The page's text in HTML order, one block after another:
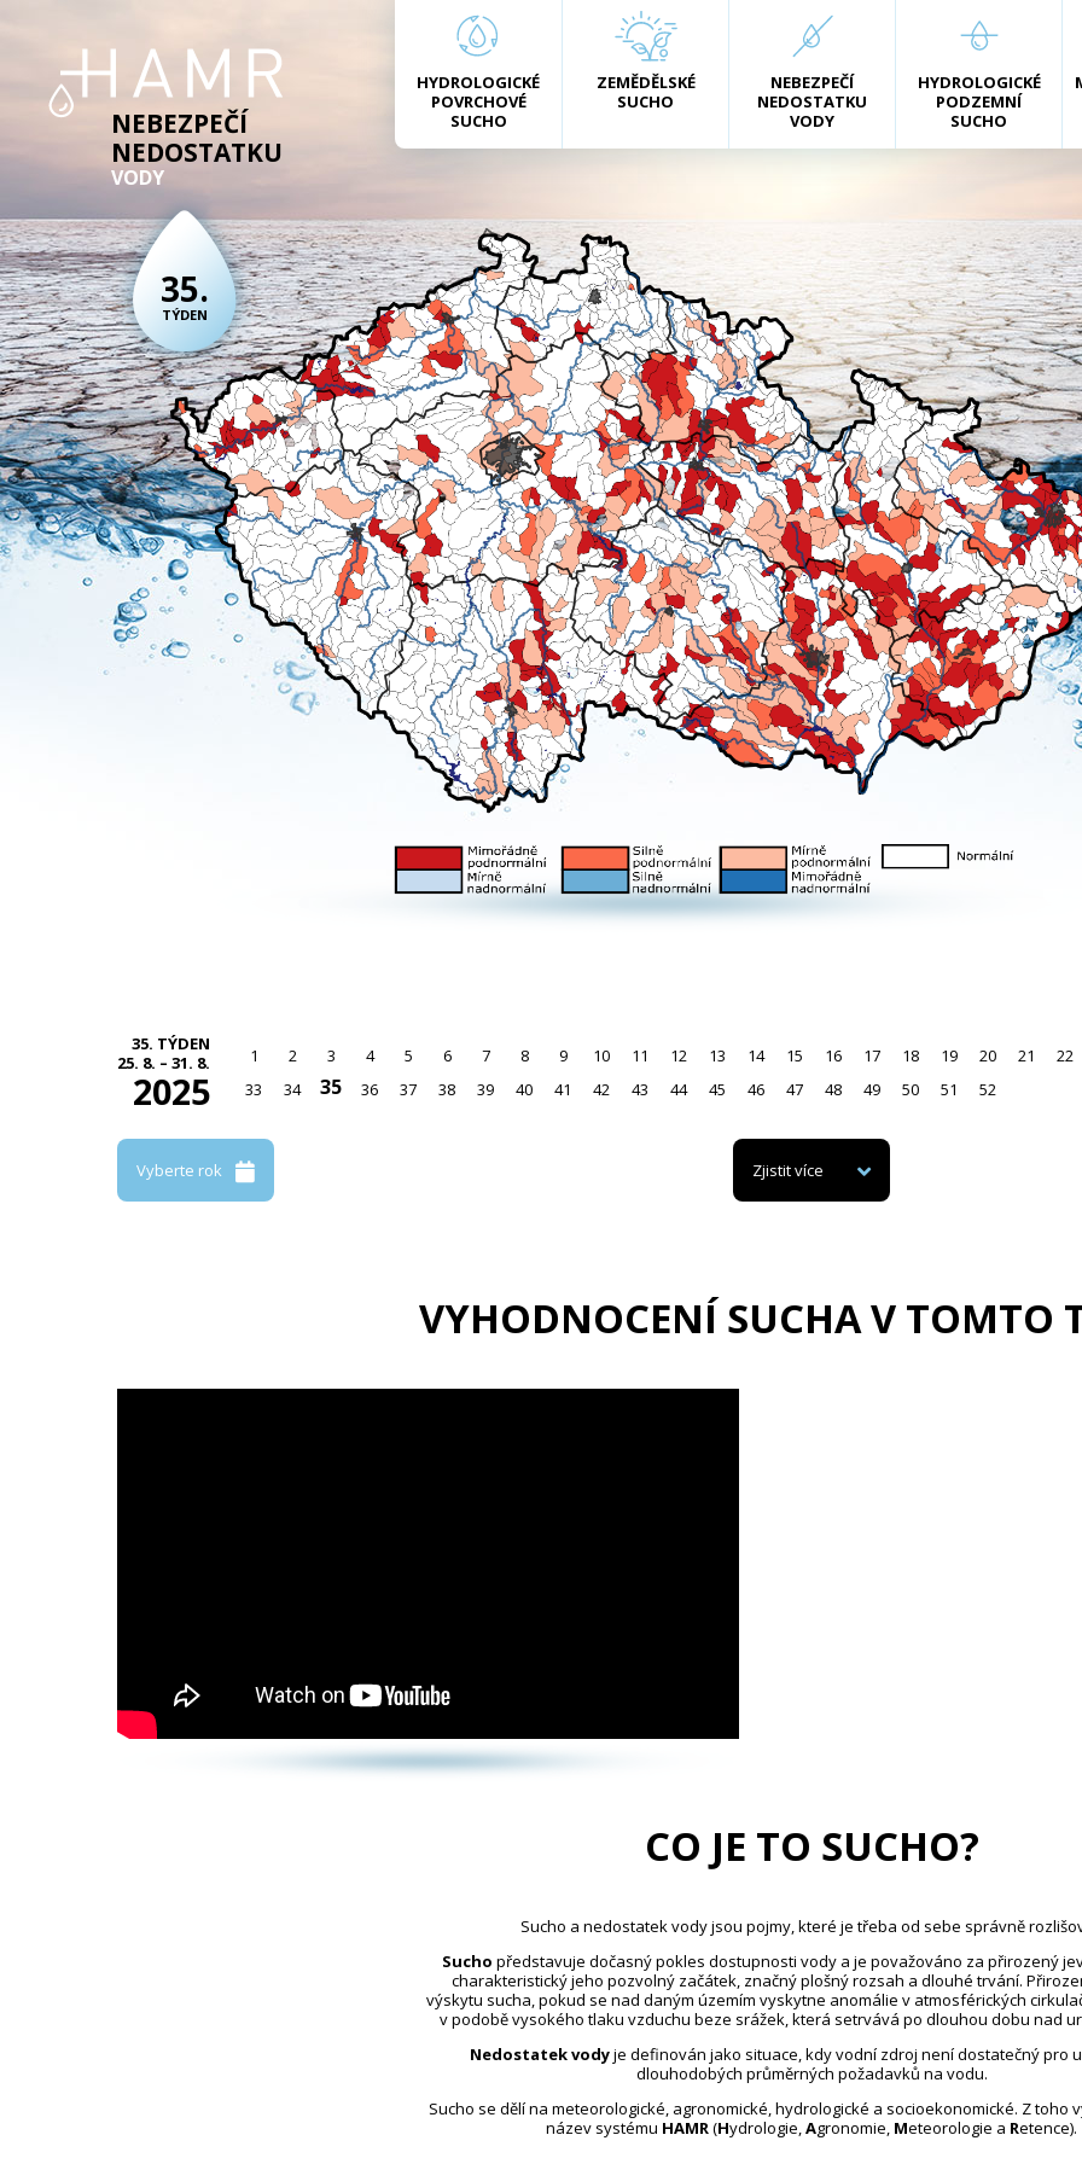
HYDROLOGICKÉ
POVRCHOVÉ
SUCHO
ZEMĚDĚLSKÉ
SUCHO
NEBEZPEČÍ
NEDOSTATKU
VODY
HYDROLOGICKÉ
PODZEMNÍ
SUCHO
NEBEZPEČÍ
NEDOSTATKU
VODY
35.
TÝDEN
35. TÝDEN
25. 8. – 31. 8.
2025
1 2 3 4 5 6 7 8 9 10 11 12 13 14 15 16 17 18 19 20 21 22
33
34 35 36 37 38 39 40 41 42 43 44 45 46 47 48 49 50 51 52
Vyberte rok Zjistit více
VYHODNOCENÍ SUCHA V TOMTO
CO JE TO SUCHO?
Sucho a nedostatek vody jsou pojmy, které je třeba od sebe správně
Sucho představuje dočasný pokles dostupnosti vody a je považováno za přirozený
charakteristický jeho pozvolný začátek, značný plošný rozsah a dlouhé trvání.
výskytu sucha, pokud se nad daným územím vyskytne anomálie v atmosférických
v podobě vysokého tlaku vzduchu beze srážek, která setrvává po dlouhou dobu nad
Nedostatek vodyje definován jako situace, kdy vodní zdroj není dostatečný pro
dlouhodobých průměrných požadavků na vodu.
Sucho se dělí na meteorologické, agronomické, hydrologické a socioekonomické. Z toho
název systému HAMR(Hydrologie,Agronomie, Meteorologie a Retence).